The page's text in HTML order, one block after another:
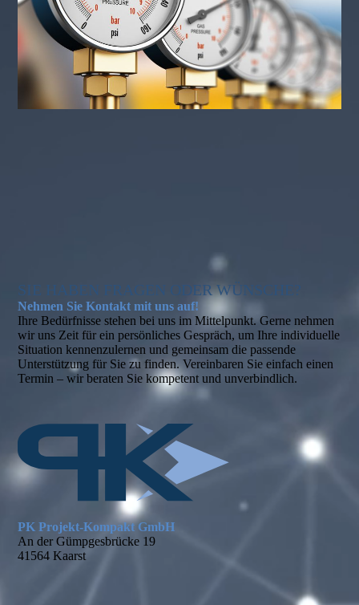
SIE HABEN FRAGEN ODER WÜNSCHE?
Nehmen Sie Kontakt mit uns auf!
Ihre Bedürfnisse stehen bei uns im Mittelpunkt. Gerne nehmen
wir uns Zeit für ein persönliches Gespräch, um Ihre individuelle
Situation kennenzulernen und gemeinsam die passende
Unterstützung für Sie zu finden. Vereinbaren Sie einfach einen
Termin – wir beraten Sie kompetent und unverbindlich.
PK Projekt-Kompakt GmbH
An der Gümpgesbrücke 19
41564 Kaarst